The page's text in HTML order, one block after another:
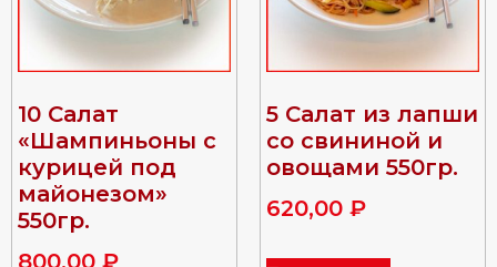
10 Салат
«Шампиньоны с
курицей под
майонезом»
550гр.
800,00 ₽
5 Салат из лапши
со свининой и
овощами 550гр.
620,00 ₽